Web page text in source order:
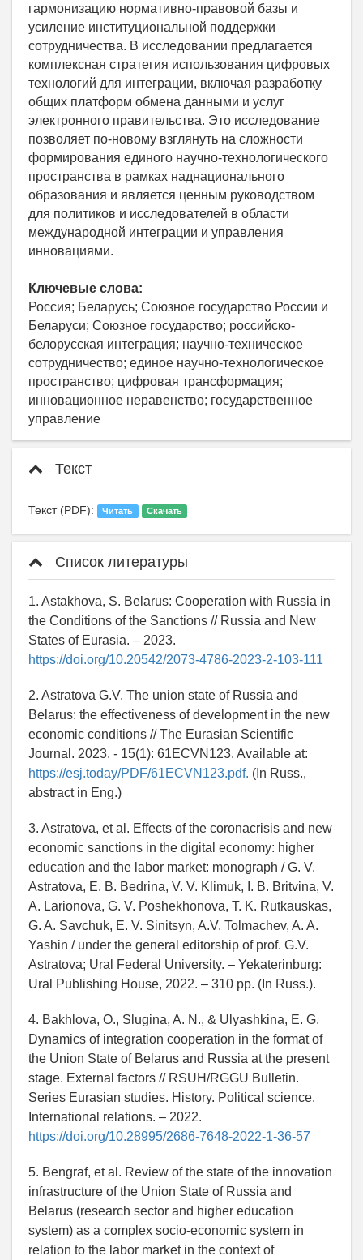
гармонизацию нормативно-правовой базы и
усиление институциональной поддержки
сотрудничества. В исследовании предлагается
комплексная стратегия использования цифровых
технологий для интеграции, включая разработку
общих платформ обмена данными и услуг
электронного правительства. Это исследование
позволяет по-новому взглянуть на сложности
формирования единого научно-технологического
пространства в рамках наднационального
образования и является ценным руководством
для политиков и исследователей в области
международной интеграции и управления
инновациями.
Ключевые слова:
Россия; Беларусь; Союзное государство России и
Беларуси; Союзное государство; российско-
белорусская интеграция; научно-техническое
сотрудничество; единое научно-технологическое
пространство; цифровая трансформация;
инновационное неравенство; государственное
управление
Текст
Текст (PDF): Читать Скачать
Список литературы
1. Astakhova, S. Belarus: Cooperation with Russia in
the Conditions of the Sanctions // Russia and New
States of Eurasia. – 2023.
https://doi.org/10.20542/2073-4786-2023-2-103-111
2. Astratova G.V. The union state of Russia and
Belarus: the effectiveness of development in the new
economic conditions // The Eurasian Scientific
Journal. 2023. - 15(1): 61ECVN123. Available at:
https://esj.today/PDF/61ECVN123.pdf. (In Russ.,
abstract in Eng.)
3. Astratova, et al. Effects of the coronacrisis and new
economic sanctions in the digital economy: higher
education and the labor market: monograph / G. V.
Astratova, E. B. Bedrina, V. V. Klimuk, I. B. Britvina, V.
A. Larionova, G. V. Poshekhonova, T. K. Rutkauskas,
G. A. Savchuk, E. V. Sinitsyn, A.V. Tolmachev, A. A.
Yashin / under the general editorship of prof. G.V.
Astratova; Ural Federal University. – Yekaterinburg:
Ural Publishing House, 2022. – 310 pp. (In Russ.).
4. Bakhlova, O., Slugina, A. N., & Ulyashkina, E. G.
Dynamics of integration cooperation in the format of
the Union State of Belarus and Russia at the present
stage. External factors // RSUH/RGGU Bulletin.
Series Eurasian studies. History. Political science.
International relations. – 2022.
https://doi.org/10.28995/2686-7648-2022-1-36-57
5. Bengraf, et al. Review of the state of the innovation
infrastructure of the Union State of Russia and
Belarus (research sector and higher education
system) as a complex socio-economic system in
relation to the labor market in the context of